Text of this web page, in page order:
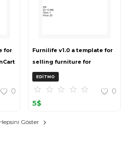
0
Furnilife v1.0 a template for
selling furniture for
OpenCart 3 (ZIP)
EDITMO
0
5$
Hepsini Göster